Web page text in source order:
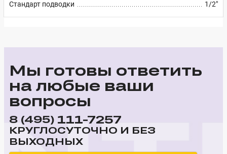
Стандарт подводки
1/2"
Мы готовы ответить
на любые ваши
вопросы
8 (495) 111-7257
КРУГЛОСУТОЧНО И БЕЗ
ВЫХОДНЫХ